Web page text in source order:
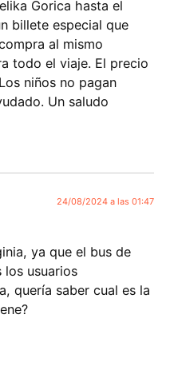
Gorica hasta el
billete especial que
al mismo
todo el viaje. El precio
niños no pagan
Un saludo
24/08/2024 a las 01:47
ya que el bus de
los usuarios
quería saber cual es la